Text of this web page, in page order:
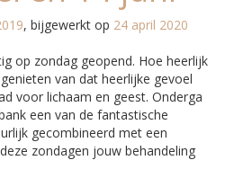
, bijgewerkt op 24 april 2020
op zondag geopend. Hoe heerlijk
van dat heerlijke gevoel
voor lichaam en geest. Onderga
een van de fantastische
gecombineerd met een
zondagen jouw behandeling